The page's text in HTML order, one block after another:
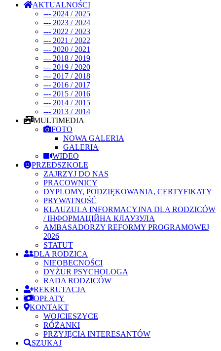
AKTUALNOŚCI
--- 2024 / 2025
--- 2023 / 2024
--- 2022 / 2023
--- 2021 / 2022
--- 2020 / 2021
--- 2018 / 2019
--- 2019 / 2020
--- 2017 / 2018
--- 2016 / 2017
--- 2015 / 2016
--- 2014 / 2015
--- 2013 / 2014
MULTIMEDIA
FOTO
NOWA GALERIA
GALERIA
WIDEO
PRZEDSZKOLE
ZAJRZYJ DO NAS
PRACOWNICY
DYPLOMY, PODZIĘKOWANIA, CERTYFIKATY
PRYWATNOŚĆ
KLAUZULA INFORMACYJNA DLA RODZICÓW
/ ІНФОРМАЦІЙНА КЛАУЗУЛА
AMBASADORZY REFORMY PROGRAMOWEJ
2026
STATUT
DLA RODZICA
NIEOBECNOŚCI
DYŻUR PSYCHOLOGA
RADA RODZICÓW
REKRUTACJA
OPŁATY
KONTAKT
WOJCIESZYCE
RÓŻANKI
PRZYJĘCIA INTERESANTÓW
SZUKAJ